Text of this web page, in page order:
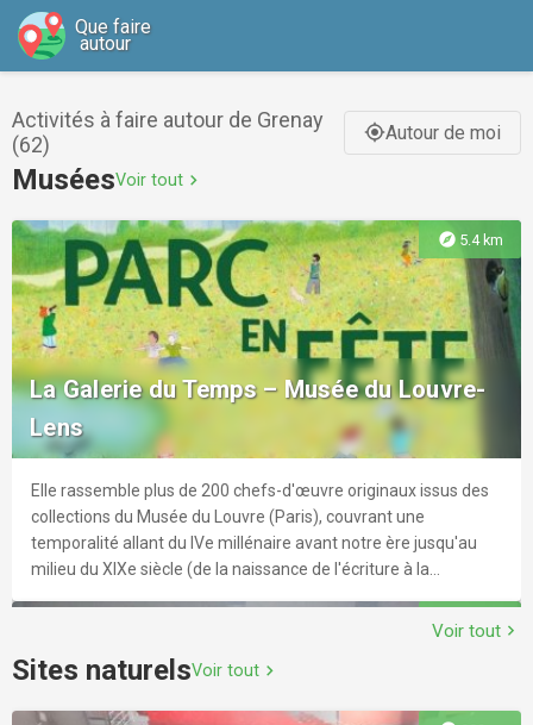
Que faire
autour
Activités à faire autour de Grenay
(62)
gps_fixedAutour de moi
MuséesVoir tout chevron_right
explore 5.4 km
La Galerie du Temps – Musée du Louvre-
Lens
Elle rassemble plus de 200 chefs-d'œuvre originaux issus des
collections du Musée du Louvre (Paris), couvrant une
temporalité allant du IVe millénaire avant notre ère jusqu'au
milieu du XIXe siècle (de la naissance de l'écriture à la
Antiquité (Mésopotamie, Égypte, Grèce, Rome) Moyen Âge
explore
Voir tout chevron_right
Sites naturelsVoir tout chevron_right